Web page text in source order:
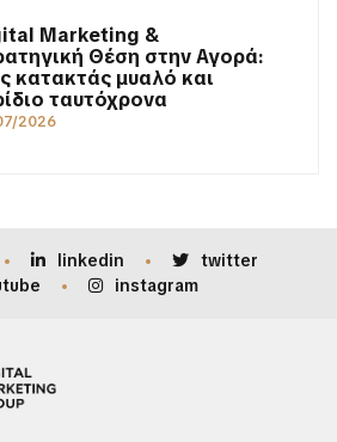
Marketing &
Θέση στην Αγορά:
κατακτάς μυαλό και
ταυτόχρονα
2026
linkedin
twitter
instagram